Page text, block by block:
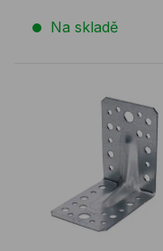
Na skladě